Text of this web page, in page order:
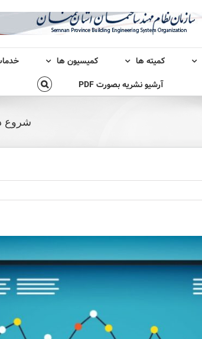
کمیته ها کمیسیون ها
آرشیو نشریه بصورت PDF
شروع